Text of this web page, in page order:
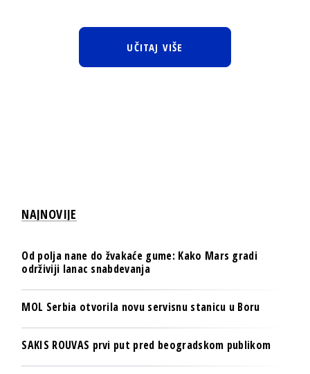
UČITAJ VIŠE
NAJNOVIJE
Od polja nane do žvakaće gume: Kako Mars gradi
održiviji lanac snabdevanja
MOL Serbia otvorila novu servisnu stanicu u Boru
SAKIS ROUVAS prvi put pred beogradskom publikom